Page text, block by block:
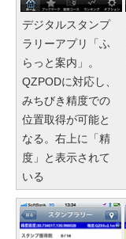
デジタルスタンプ
ラリーアプリ「ふ
らっと案内」。
QZPODに対応し、
みちびき精度での
位置取得が可能と
なる。右上に「精
度」と表示されて
いる